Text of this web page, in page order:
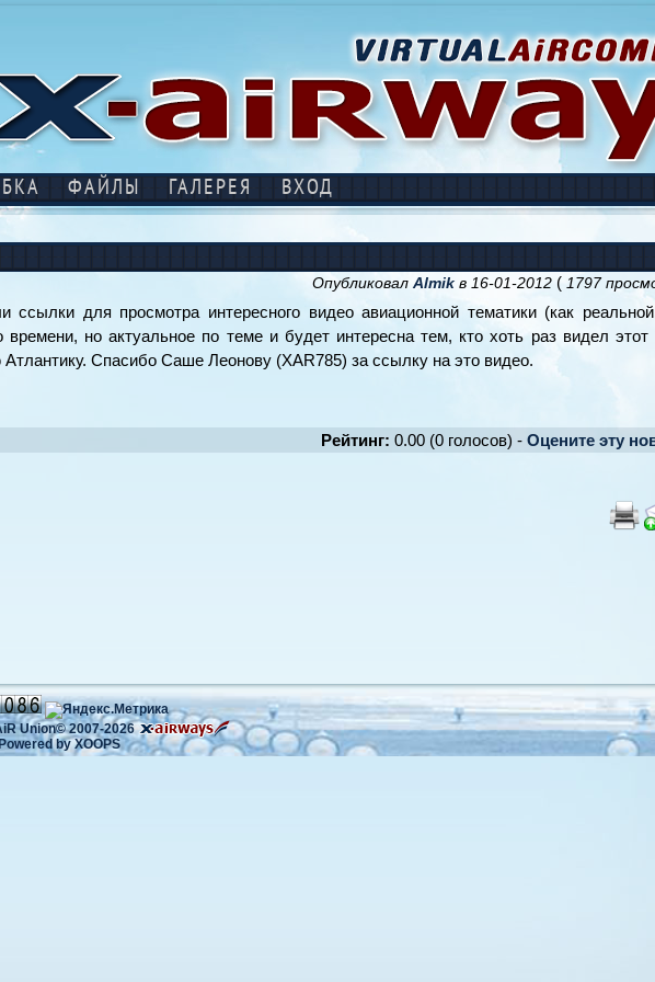
ФАЙЛЫ ГАЛЕРЕЯ ВХОД
Опубликовал Almik в 16-01-2012 ( 1797
для просмотра интересного видео авиационной тематики (как
но актуальное по теме и будет интересна тем, кто хоть раз видел этот
Спасибо Саше Леонову (XAR785) за ссылку на это видео.
Рейтинг: 0.00 (0 голосов) - Оцените эту
Union©2007-2026
Powered byXOOPS